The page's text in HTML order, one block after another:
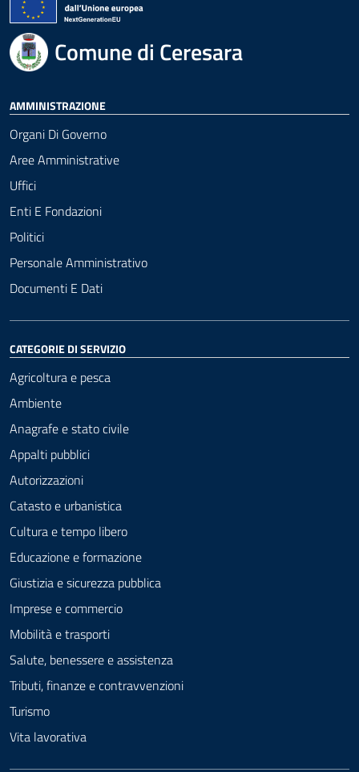
Comune di Ceresara
AMMINISTRAZIONE
Organi Di Governo
Aree Amministrative
Uffici
Enti E Fondazioni
Politici
Personale Amministrativo
Documenti E Dati
CATEGORIE DI SERVIZIO
Agricoltura e pesca
Ambiente
Anagrafe e stato civile
Appalti pubblici
Autorizzazioni
Catasto e urbanistica
Cultura e tempo libero
Educazione e formazione
Giustizia e sicurezza pubblica
Imprese e commercio
Mobilità e trasporti
Salute, benessere e assistenza
Tributi, finanze e contravvenzioni
Turismo
Vita lavorativa